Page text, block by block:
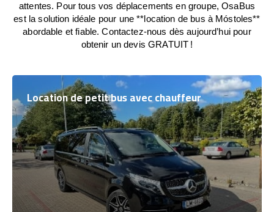
attentes. Pour tous vos déplacements en groupe, OsaBus
est la solution idéale pour une **location de bus à Móstoles**
abordable et fiable. Contactez-nous dès aujourd’hui pour
obtenir un devis GRATUIT !
Location de petit bus avec chauffeur